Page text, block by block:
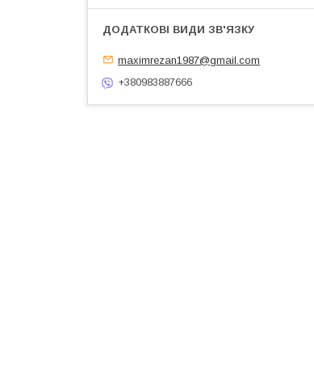
maximrezan1987@gmail.com
+380983887666